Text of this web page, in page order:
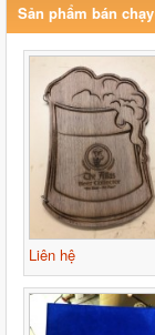
Sản phẩm bán chạy
Liên hệ